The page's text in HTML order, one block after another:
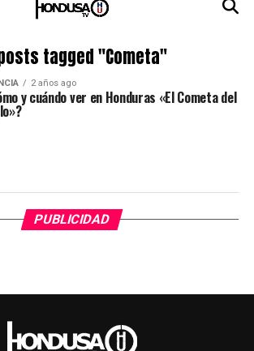
tagged "Cometa"
2 años ago
y cuándo ver en Honduras «El Cometa del
PUBLICIDAD